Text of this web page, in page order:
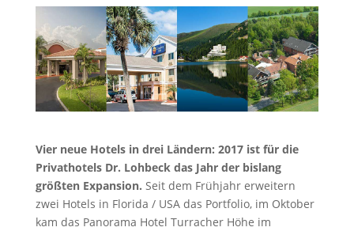
Vier neue Hotels in drei Ländern: 2017 ist für die
Privathotels Dr. Lohbeck das Jahr der bislang
größten Expansion. Seit dem Frühjahr erweitern
zwei Hotels in Florida / USA das Portfolio, im Oktober
kam das Panorama Hotel Turracher Höhe im